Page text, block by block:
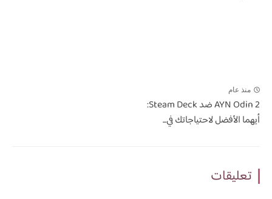
منذ عام
AYN Odin 2 ضد Steam Deck:
أيهما الأفضل لاحتياجاتك في...
تعليقات